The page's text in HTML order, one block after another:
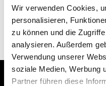
Wir verwenden Cookies,
personalisieren,
zu können und die
analysieren. Außerdem
Verwendung unserer
soziale Medien, Werbung
Partner führen diese